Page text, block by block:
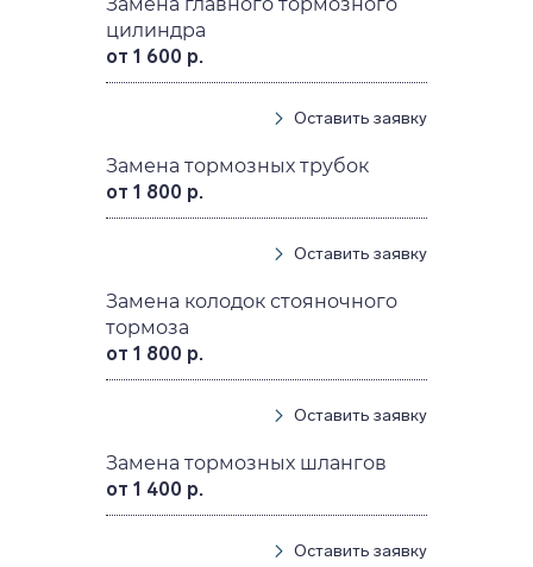
цилиндра
от 1 600 р.
Оставить заявку
Замена тормозных трубок
от 1 800 р.
Оставить заявку
Замена колодок стояночного
тормоза
от 1 800 р.
Оставить заявку
Замена тормозных шлангов
от 1 400 р.
Оставить заявку